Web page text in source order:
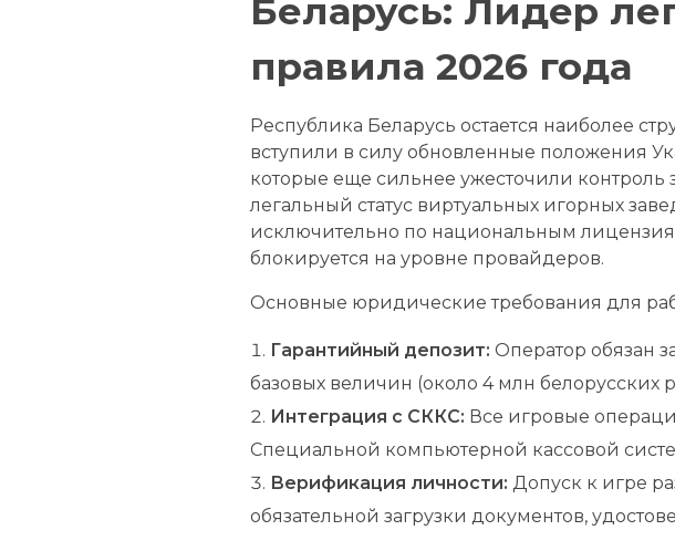
Беларусь: Лидер
правила 2026 года
Республика Беларусь остается наиболее
вступили в силу обновленные положения
которые еще сильнее ужесточили
легальный статус виртуальных игорных
исключительно по национальным
блокируется на уровне провайдеров.
Основные юридические требования для
Гарантийный депозит: Оператор обязан
базовых величин (около 4 млн
Интеграция с СККС: Все игровые
Специальной компьютерной кассовой
Верификация личности: Допуск к игре
обязательной загрузки документов,